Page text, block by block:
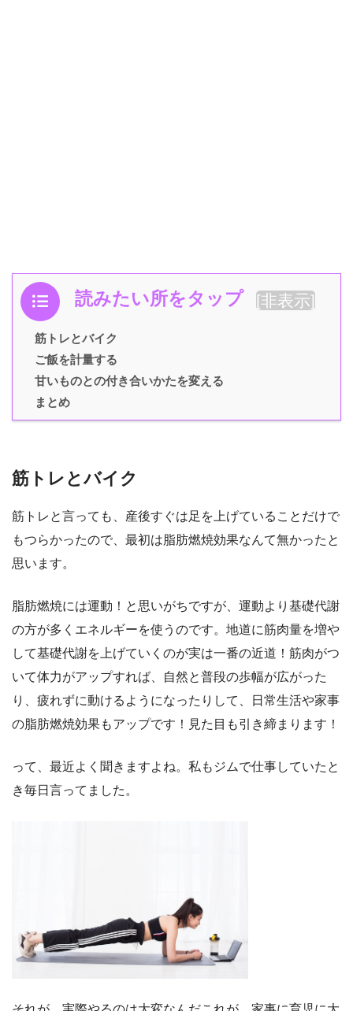
読みたい所をタップ [非表示]
筋トレとバイク
ご飯を計量する
甘いものとの付き合いかたを変える
まとめ
筋トレとバイク
筋トレと言っても、産後すぐは足を上げていることだけで
もつらかったので、最初は脂肪燃焼効果なんて無かったと
思います。
脂肪燃焼には運動！と思いがちですが、運動より基礎代謝
の方が多くエネルギーを使うのです。地道に筋肉量を増や
して基礎代謝を上げていくのが実は一番の近道！筋肉がつ
いて体力がアップすれば、自然と普段の歩幅が広がった
り、疲れずに動けるようになったりして、日常生活や家事
の脂肪燃焼効果もアップです！見た目も引き締まります！
って、最近よく聞きますよね。私もジムで仕事していたと
き毎日言ってました。